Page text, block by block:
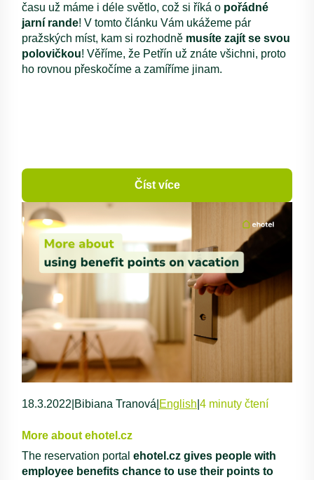
času už máme i déle světlo, což si říká o pořádné
jarní rande! V tomto článku Vám ukážeme pár
pražských míst, kam si rozhodně musíte zajít se svou
polovičkou! Věříme, že Petřín už znáte všichni, proto
ho rovnou přeskočíme a zamíříme jinam.
Číst více
18.3.2022 Bibiana Tranová English 4 minuty čtení
More about ehotel.cz
The reservation portal ehotel.cz gives people with
employee benefits chance to use their points to